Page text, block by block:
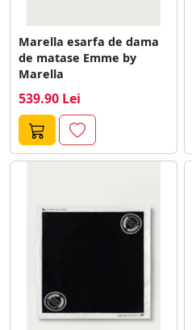
Marella esarfa de dama
de matase Emme by
Marella
539.90 Lei